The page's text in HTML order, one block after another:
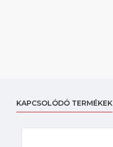
KAPCSOLÓDÓ TERMÉKEK